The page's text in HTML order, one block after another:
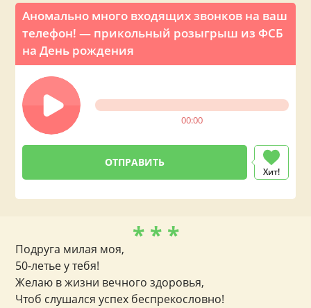
Аномально много входящих звонков на ваш
телефон! — прикольный розыгрыш из ФСБ
на День рождения
00:00
Хит!
* * *
Подруга милая моя,
50-летье у тебя!
Желаю в жизни вечного здоровья,
Чтоб слушался успех беспрекословно!